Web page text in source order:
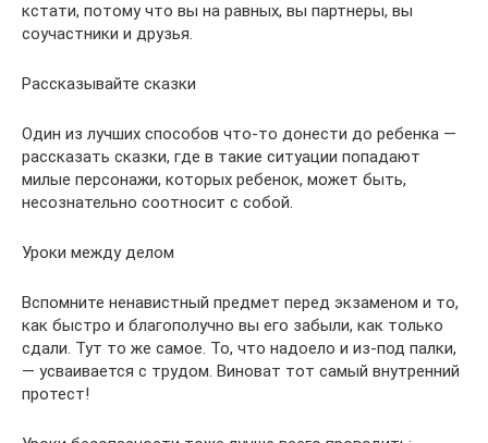
кстати, потому что вы на равных, вы партнеры, вы
соучастники и друзья.
Рассказывайте сказки
Один из лучших способов что-то донести до ребенка —
рассказать сказки, где в такие ситуации попадают
милые персонажи, которых ребенок, может быть,
несознательно соотносит с собой.
Уроки между делом
Вспомните ненавистный предмет перед экзаменом и то,
как быстро и благополучно вы его забыли, как только
сдали. Тут то же самое. То, что надоело и из-под палки,
— усваивается с трудом. Виноват тот самый внутренний
протест!